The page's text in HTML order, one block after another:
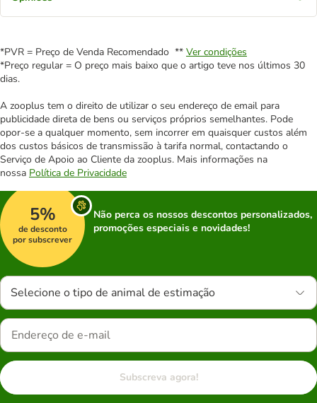
*PVR = Preço de Venda Recomendado ** Ver condições
*Preço regular = O preço mais baixo que o artigo teve nos últimos 30
dias.
A zooplus tem o direito de utilizar o seu endereço de email para
publicidade direta de bens ou serviços próprios semelhantes. Pode
opor-se a qualquer momento, sem incorrer em quaisquer custos além
dos custos básicos de transmissão à tarifa normal, contactando o
Serviço de Apoio ao Cliente da zooplus. Mais informações na
nossa Política de Privacidade
5%
de desconto
por subscrever
Não perca os nossos descontos personalizados,
promoções especiais e novidades!
Selecione o tipo de animal de estimação
Subscreva agora!